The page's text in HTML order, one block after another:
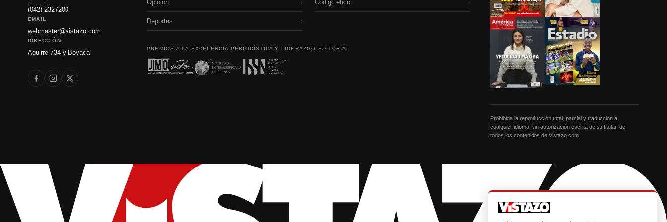
(042) 2327200
EMAIL
webmaster@vistazo.com
DIRECCIÓN
Aguirre 734 y Boyacá
Opinión ›
Deportes ›
Código etico ›
PREMIOS A LA EXCELENCIA PERIODÍSTICA Y LIDERAZGO EDITORIAL
Prohibida la reproducción total, parcial y traducción a
cualquier idioma, sin autorización escrita de su titular, de
todos los contenidos de Vistazo.com.